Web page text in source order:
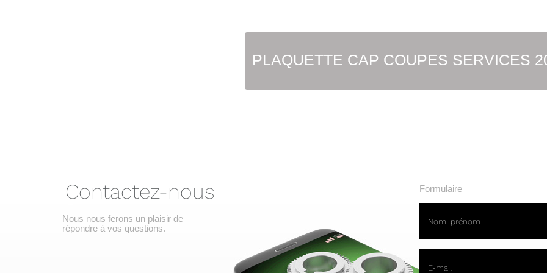
PLAQUETTE CAP COUPES SERVICES
Contactez-nous
Nous nous ferons un plaisir de
répondre à vos questions.
Formulaire
Nom, prénom
E-mail